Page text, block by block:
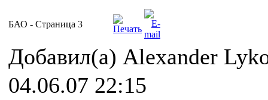
БАО - Cтраница 3
Добавил(а) Alexander
04.06.07 22:15